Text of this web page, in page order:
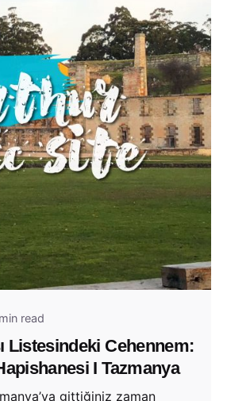
read
Listesindeki Cehennem:
I Tazmanya
gittiğiniz zaman